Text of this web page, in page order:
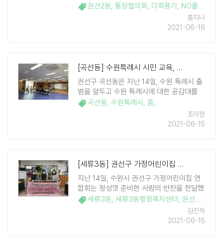
사업을 추진했다. 더운 날씨에도 불구하고
통장 5명이 참여해 정성을 가득 담은 반찬을
만들어 권선2동 홀몸노인 13가구에 전달했
권선2동, 통장협의회 , 다회용기 , NO플라스틱
홍지나
2021-06-16
[곡선동] 수원특례시 시민 교육, 줌으로 진행
권선구 곡선동은 지난 14일, 수원 특례시 출
범을 앞두고 수원 특례시에 대한 공감대를
형성하고자 주민과 함께하는 '수원 특례시
시민 교육'을 영상회의로 실시했다. 시민이
만드는 수원특례시 참여본부장 유문종 소장
곡선동, 수원특례시 , 줌,
조미현
2021-06-15
[세류3동] 권선구 가정어린이집 연합회, 사랑의 반찬 나눔
지난 14일, 수원시 권선구 가정어린이집 연
합회는 정성껏 준비한 사랑의 반찬을 전달했
다. 이 날 총 64통의 반찬이 관내 저소득 모
자가구와 사례관리 대상 20세대에 전달 됐
다. 권선구 가정어린이집연합회는 코로나19
세류3동, 세류3동행정복지센터 , 권선구
김진하
2021-06-15